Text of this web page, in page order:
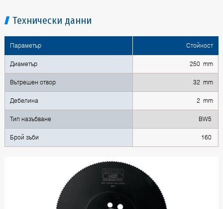
Технически данни
Параметър Стойност
Диаметър 250 mm
Вътрешен отвор 32 mm
Дебелина 2 mm
Тип назъбване BW5
Брой зъби 160